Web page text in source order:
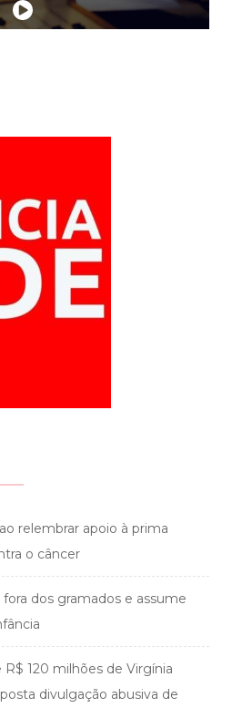
relembrar apoio à prima
o câncer
dos gramados e assume
120 milhões de Virgínia
divulgação abusiva de